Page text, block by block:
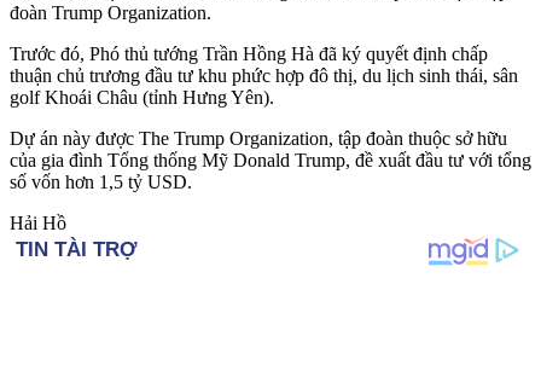
đoàn Trump Organization.
Trước đó, Phó thủ tướng Trần Hồng Hà đã ký quyết định chấp
thuận chủ trương đầu tư khu phức hợp đô thị, du lịch sinh thái, sân
golf Khoái Châu (tỉnh Hưng Yên).
Dự án này được The Trump Organization, tập đoàn thuộc sở hữu
của gia đình Tổng thống Mỹ Donald Trump, đề xuất đầu tư với tổng
số vốn hơn 1,5 tỷ USD.
Hải Hồ